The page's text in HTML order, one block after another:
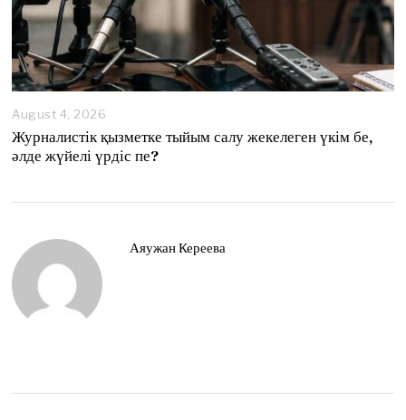
August 4, 2026
g
u
Журналистік қызметке тыйым салу жекелеген үкім бе,
әлде жүйелі үрдіс пе?
Аяужан Кереева